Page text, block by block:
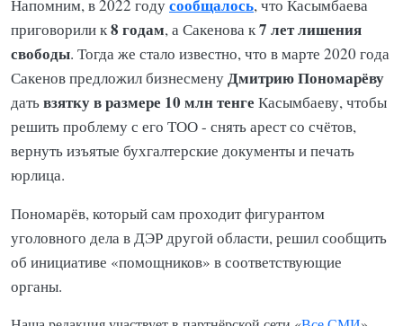
Напомним, в 2022 годусообщалось, что Касымбаева
приговорили к8 годам, а Сакенова к7 лет лишения
свободы. Тогда же стало известно, что в марте 2020 года
Сакенов предложил бизнесменуДмитрию Пономарёву
датьвзятку в размере 10 млн тенге Касымбаеву, чтобы
решить проблему с его ТОО - снять арест со счётов,
вернуть изъятые бухгалтерские документы и печать
юрлица.
Пономарёв, который сам проходит фигурантом
уголовного дела в ДЭР другой области, решил сообщить
об инициативе «помощников» в соответствующие
органы.